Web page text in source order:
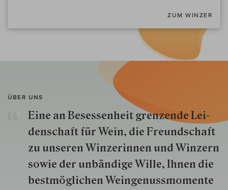
ZUM WINZER
ÜBER UNS
Eine an Besessenheit gren­zende Lei­
den­schaft für Wein, die Freund­schaft
zu unseren Win­zer­innen und Win­zern
so­wie der un­bän­dige Wille, Ihnen die
best­mög­lich­en Wein­genuss­momente